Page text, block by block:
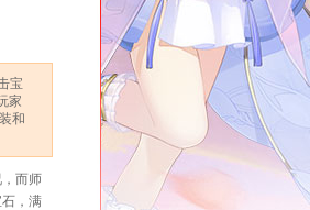
宝
家
和
而师
，满